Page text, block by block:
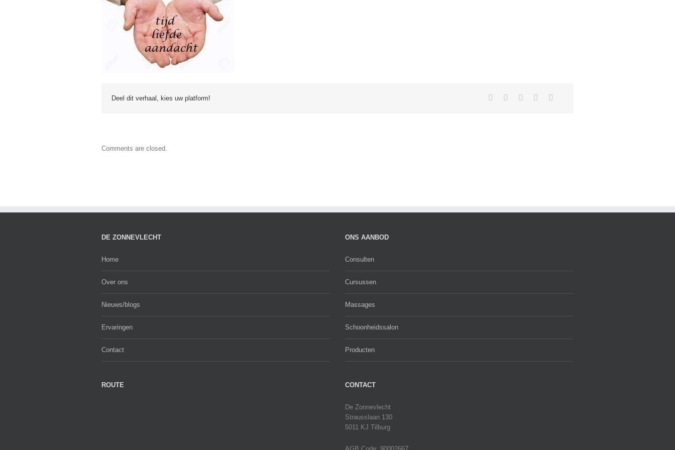
Deel dit verhaal, kies uw platform!
Comments are closed.
DE ZONNEVLECHT
Home
Over ons
Nieuws/blogs
Ervaringen
Contact
ONS AANBOD
Consulten
Cursussen
Massages
Schoonheidssalon
Producten
ROUTE CONTACT
De Zonnevlecht
Strausslaan 130
5011 KJ Tilburg